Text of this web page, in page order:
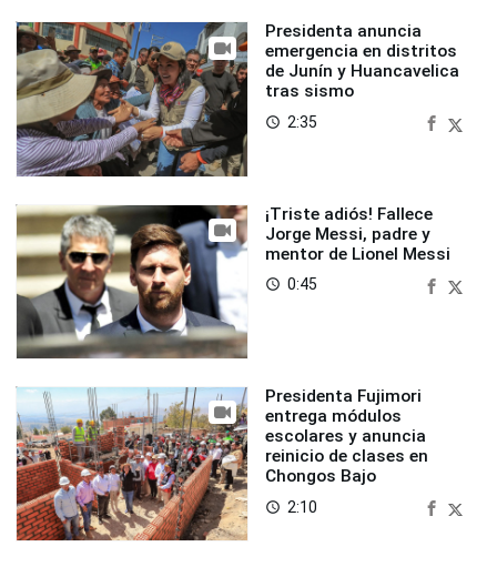
Presidenta anuncia
emergencia en distritos
de Junín y Huancavelica
tras sismo
access_time 2:35
¡Triste adiós! Fallece
Jorge Messi, padre y
mentor de Lionel Messi
access_time 0:45
Presidenta Fujimori
entrega módulos
escolares y anuncia
reinicio de clases en
Chongos Bajo
access_time 2:10